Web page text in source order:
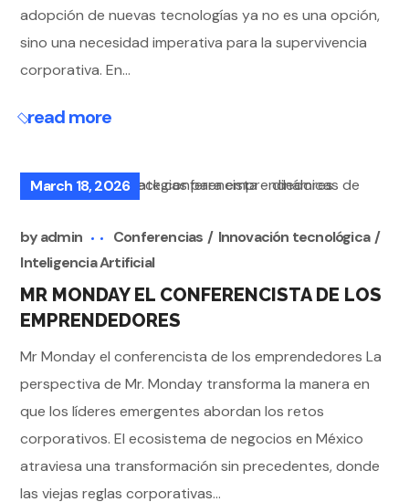
adopción de nuevas tecnologías ya no es una opción,
sino una necesidad imperativa para la supervivencia
corporativa. En...
read more
March 18, 2026
byadmin Conferencias
Innovación tecnológica
Inteligencia Artificial
MR MONDAY EL CONFERENCISTA DE LOS
EMPRENDEDORES
Mr Monday el conferencista de los emprendedores La
perspectiva de Mr. Monday transforma la manera en
que los líderes emergentes abordan los retos
corporativos. El ecosistema de negocios en México
atraviesa una transformación sin precedentes, donde
las viejas reglas corporativas...